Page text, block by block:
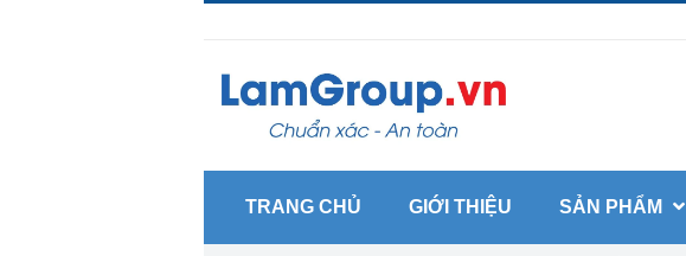
TRANG CHỦ GIỚI THIỆU SẢN PHẨM